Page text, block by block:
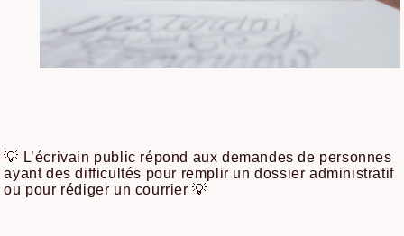
💡 L’écrivain public répond aux demandes de personnes
ayant des difficultés pour remplir un dossier administratif
ou pour rédiger un courrier 💡